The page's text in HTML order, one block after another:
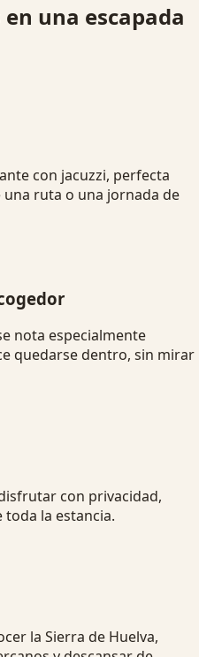
una escapada
con jacuzzi, perfecta
ruta o una jornada de
nota especialmente
quedarse dentro, sin mirar
con privacidad,
la estancia.
la Sierra de Huelva,